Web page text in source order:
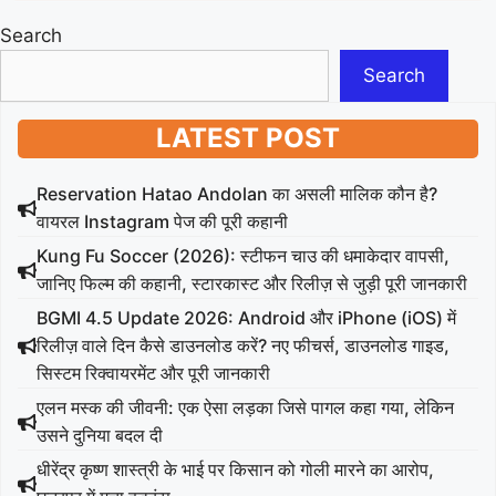
Search
Search
LATEST POST
Reservation Hatao Andolan का असली मालिक कौन है?
वायरल Instagram पेज की पूरी कहानी
Kung Fu Soccer (2026): स्टीफन चाउ की धमाकेदार वापसी,
जानिए फिल्म की कहानी, स्टारकास्ट और रिलीज़ से जुड़ी पूरी जानकारी
BGMI 4.5 Update 2026: Android और iPhone (iOS) में
रिलीज़ वाले दिन कैसे डाउनलोड करें? नए फीचर्स, डाउनलोड गाइड,
सिस्टम रिक्वायरमेंट और पूरी जानकारी
एलन मस्क की जीवनी: एक ऐसा लड़का जिसे पागल कहा गया, लेकिन
उसने दुनिया बदल दी
धीरेंद्र कृष्ण शास्त्री के भाई पर किसान को गोली मारने का आरोप,